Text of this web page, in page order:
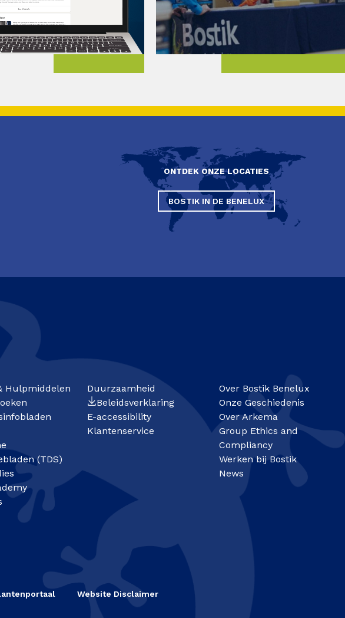
ONTDEK ONZE LOCATIES
BOSTIK IN DE BENELUX
Hulpmiddelen
(TDS)
Duurzaamheid
Beleidsverklaring
E-accessibility
Klantenservice
Over Bostik Benelux
Onze Geschiedenis
Over Arkema
Group Ethics and
Compliancy
Werken bij Bostik
News
Website Disclaimer